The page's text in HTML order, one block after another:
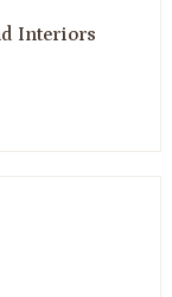
Interiors